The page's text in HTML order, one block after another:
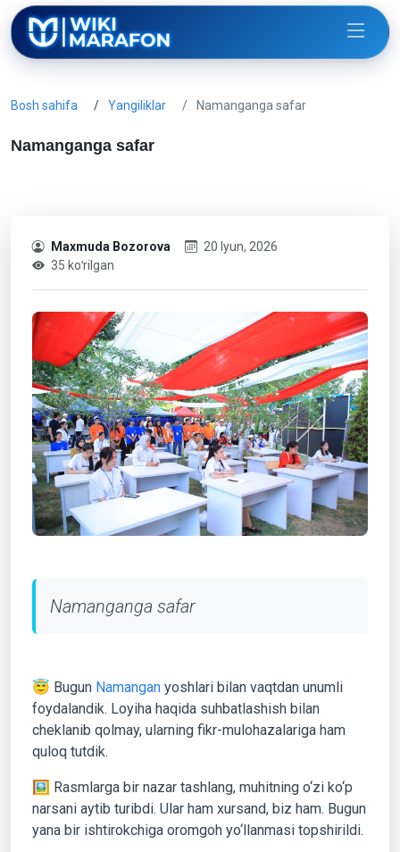
Bosh sahifa Yangiliklar Namanganga safar
Namanganga safar
Maxmuda Bozorova
20 Iyun, 2026
35 koʻrilgan
Namanganga safar
😇 Bugun Namangan yoshlari bilan vaqtdan unumli
foydalandik. Loyiha haqida suhbatlashish bilan
cheklanib qolmay, ularning fikr-mulohazalariga ham
quloq tutdik.
🖼 Rasmlarga bir nazar tashlang, muhitning o‘zi ko‘p
narsani aytib turibdi. Ular ham xursand, biz ham. Bugun
yana bir ishtirokchiga oromgoh yo‘llanmasi topshirildi.